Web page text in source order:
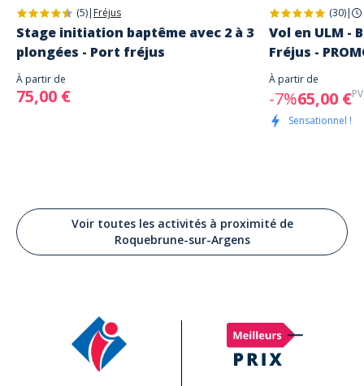
(5)| Fréjus
Stage initiation baptême avec 2 à 3
plongées - Port fréjus
À partir de
75,00 €
(30)|
Vol en ULM -
Fréjus -
À partir de
-7%65,00 €
Sensationnel !
Voir toutes les activités à proximité de
Roquebrune-sur-Argens